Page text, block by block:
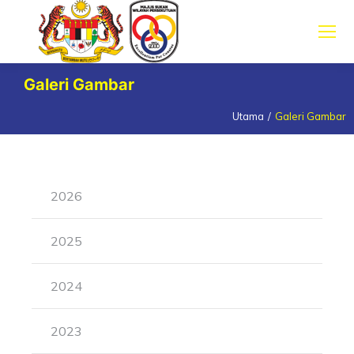
Galeri Gambar
Utama Galeri Gambar
2026
2025
2024
2023